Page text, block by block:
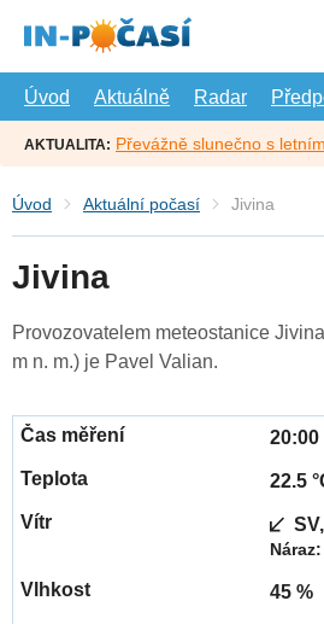
hlavní
Úvod
Aktuálně Radar
AKTUALITA: Převážně slunečno s
Úvod Aktuální počasí Jivina
Jivina
Provozovatelem meteostanice
m n. m.) je Pavel Valian.
20:00
22.5
45 %